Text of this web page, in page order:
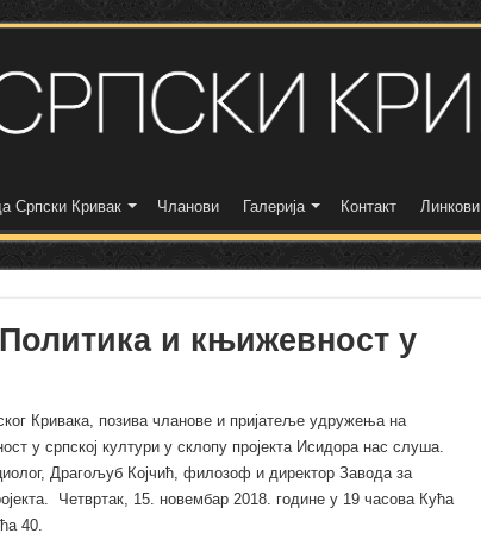
Српски Кривак Чланови Галерија Контакт Линкови
и књижевност у
Кривака, позива чланове и пријатеље удружења на
у српској култури у склопу пројекта Исидора нас слуша.
Драгољуб Којчић, филозоф и директор Завода за
Четвртак, 15. новембар 2018. године у 19 часова Кућа
40.